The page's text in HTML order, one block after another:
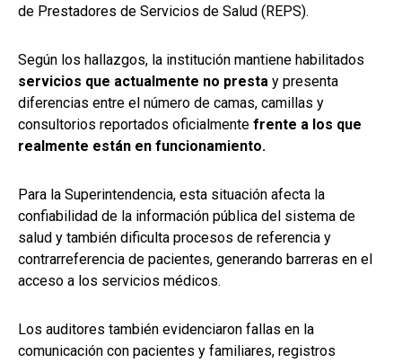
de Prestadores de Servicios de Salud (REPS).
Según los hallazgos, la institución mantiene habilitados
servicios que actualmente no presta y presenta
diferencias entre el número de camas, camillas y
consultorios reportados oficialmente frente a los que
realmente están en funcionamiento.
Para la Superintendencia, esta situación afecta la
confiabilidad de la información pública del sistema de
salud y también dificulta procesos de referencia y
contrarreferencia de pacientes, generando barreras en el
acceso a los servicios médicos.
Los auditores también evidenciaron fallas en la
comunicación con pacientes y familiares, registros